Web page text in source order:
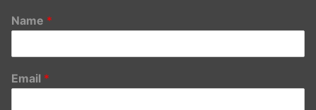
Name *
Email *